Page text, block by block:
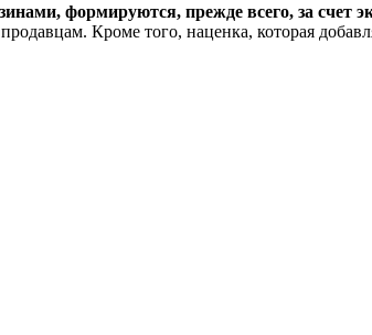
формируются, прежде всего, за счет
Кроме того, наценка, которая